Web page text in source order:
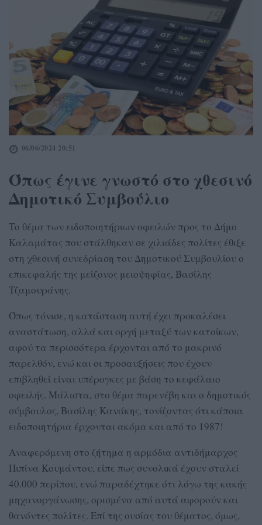
06/06/2024 20:51
Όπως έγινε γνωστό στο χθεσινό
Δημοτικό Συμβούλιο
Το θέμα των ειδοποιητήριων οφειλών προς το Δήμο
Καλαμάτας που στάλθηκαν σε χιλιάδες πολίτες έθιξε
στη χθεσινή συνεδρίαση του Δημοτικού Συμβουλίου ο
επικεφαλής της μείζονος μειοψηφίας, Βασίλης
Τζαμουράνης.
Όπως τόνισε, η κατάσταση αυτή έχει προκαλέσει
αναστάτωση, αλλά και οργή μεταξύ των κατοίκων,
αφού τα περισσότερα έρχονται από το μακρινό
παρελθόν, ενώ και οι προσαυξήσεις που έχουν
επιβληθεί είναι υπέρογκες με βάση το κεφάλαιο
οφειλής. Μάλιστα, στο θέμα παρενέβη και ο δημοτικός
σύμβουλος, Βασίλης Κανάκης, τονίζοντας ότι κάποια
ειδοποιητήρια έρχονται ακόμα και από το 1987!
Αναφερόμενη στο ζήτημα η αρμόδια αντιδήμαρχος
Πιπίνα Κουμάντου, είπε πως συνολικά έχουν σταλεί
40.000 περίπου, ενώ παραδέχτηκε ότι λόγω της κακής
μηχανοργάνωσης, ορισμένα από αυτά αφορούν και
θανόντες πολίτες. Επί της ουσίας του θέματος, όμως,